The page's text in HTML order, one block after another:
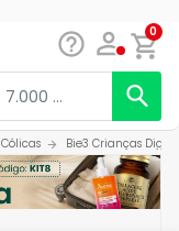
0
Cólicas Bie3 Crianças